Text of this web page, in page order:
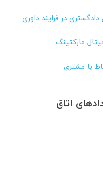
در فرایند داوری
مارکتینگ
با مشتری
اتاق